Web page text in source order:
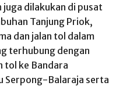
dilakukan di pusat
Tanjung Priok,
dan jalan tol dalam
terhubung dengan
tol ke Bandara
Serpong-Balaraja serta